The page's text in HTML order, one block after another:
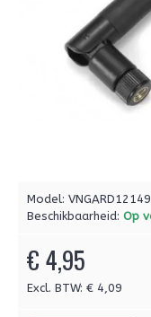
Model:
Beschikbaarheid: Op
€ 4,95
Excl. BTW: € 4,09